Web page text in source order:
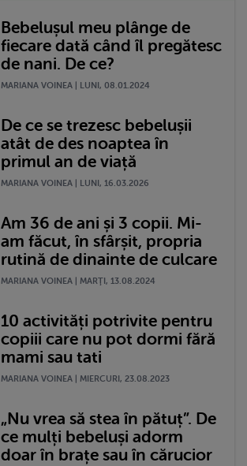
Bebelușul meu plânge de
fiecare dată când îl pregătesc
de nani. De ce?
MARIANA VOINEA | LUNI, 08.01.2024
De ce se trezesc bebelușii
atât de des noaptea în
primul an de viață
MARIANA VOINEA | LUNI, 16.03.2026
Am 36 de ani și 3 copii. Mi-
am făcut, în sfârșit, propria
rutină de dinainte de culcare
MARIANA VOINEA | MARŢI, 13.08.2024
10 activități potrivite pentru
copiii care nu pot dormi fără
mami sau tati
MARIANA VOINEA | MIERCURI, 23.08.2023
„Nu vrea să stea în pătuț”. De
ce mulți bebeluși adorm
doar în brațe sau în cărucior